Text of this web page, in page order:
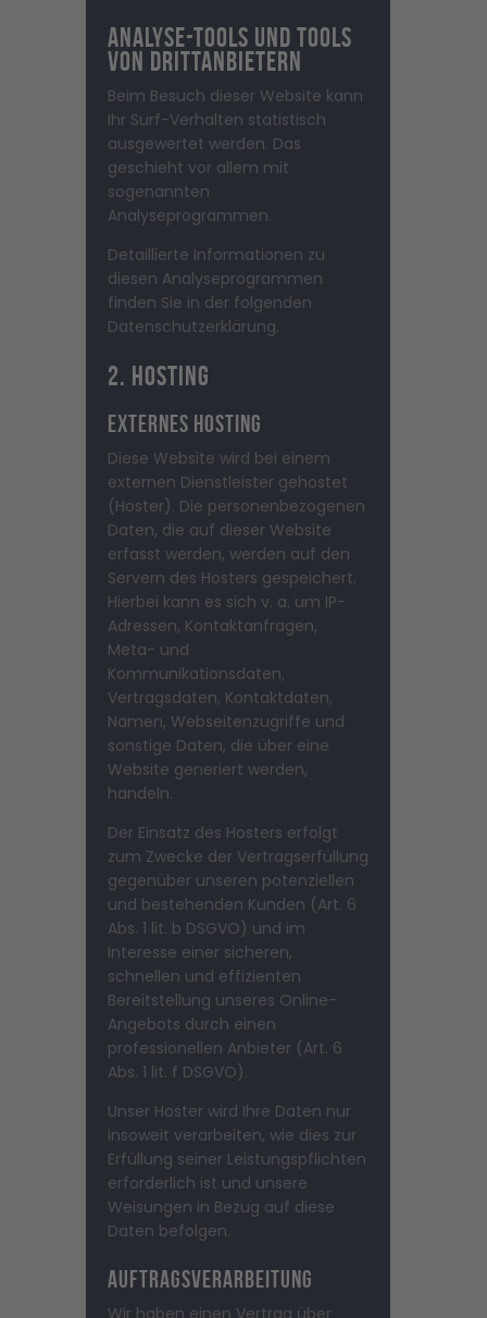
Analyse-Tools und Tools
von Dritt­anbietern
Beim Besuch dieser Website kann
Ihr Surf-Verhalten statistisch
ausgewertet werden. Das
geschieht vor allem mit
sogenannten
Analyseprogrammen.
Detaillierte Informationen zu
diesen Analyseprogrammen
finden Sie in der folgenden
Datenschutzerklärung.
2. Hosting
Externes Hosting
Diese Website wird bei einem
externen Dienstleister gehostet
(Hoster). Die personenbezogenen
Daten, die auf dieser Website
erfasst werden, werden auf den
Servern des Hosters gespeichert.
Hierbei kann es sich v. a. um IP-
Adressen, Kontaktanfragen,
Meta- und
Kommunikationsdaten,
Vertragsdaten, Kontaktdaten,
Namen, Webseitenzugriffe und
sonstige Daten, die über eine
Website generiert werden,
handeln.
Der Einsatz des Hosters erfolgt
zum Zwecke der Vertragserfüllung
gegenüber unseren potenziellen
und bestehenden Kunden (Art. 6
Abs. 1 lit. b DSGVO) und im
Interesse einer sicheren,
schnellen und effizienten
Bereitstellung unseres Online-
Angebots durch einen
professionellen Anbieter (Art. 6
Abs. 1 lit. f DSGVO).
Unser Hoster wird Ihre Daten nur
insoweit verarbeiten, wie dies zur
Erfüllung seiner Leistungspflichten
erforderlich ist und unsere
Weisungen in Bezug auf diese
Daten befolgen.
Auftragsverarbeitung
Wir haben einen Vertrag über